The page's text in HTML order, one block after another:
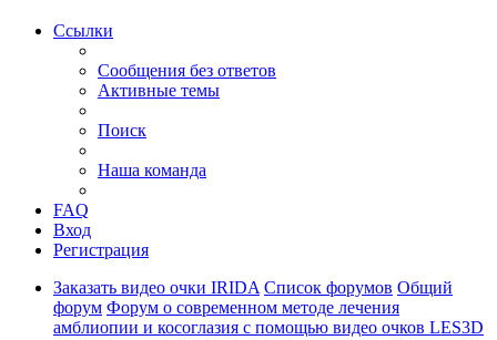
Ссылки
Сообщения без ответов
Активные темы
Поиск
Наша команда
FAQ
Вход
Регистрация
Заказать видео очки IRIDA Список форумов Общий
форум Форум о современном методе лечения
амблиопии и косоглазия с помощью видео очков LES3D